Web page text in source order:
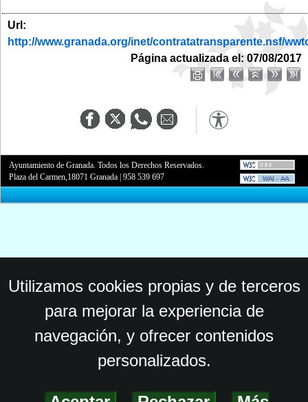
Url:
http://www.granada.org/inet/contratatransparente.nsf/
Página actualizada el: 07/08/2017
Ayuntamiento de Granada. Todos los Derechos Reservados.
Plaza del Carmen,18071 Granada |958 539 697
Utilizamos cookies propias y de terceros
para mejorar la experiencia de
navegación, y ofrecer contenidos
personalizados.